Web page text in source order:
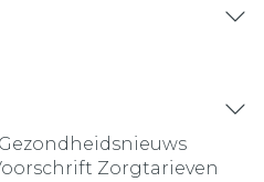
Gezondheidsnieuws
Zorgtarieven